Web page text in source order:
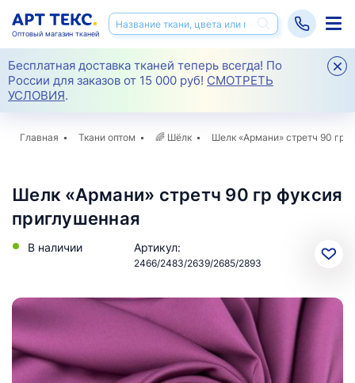
Бесплатная доставка тканей теперь всегда! По
России для заказов от 15 000 руб! СМОТРЕТЬ
УСЛОВИЯ.
Оптовый магазин тканей
Главная Ткани оптом 🌈 Шёлк Шелк «Армани» стретч 90 гр
Шелк «Армани» стретч 90 гр фуксия
приглушенная
В наличии Артикул:
2466/2483/2639/2685/2893